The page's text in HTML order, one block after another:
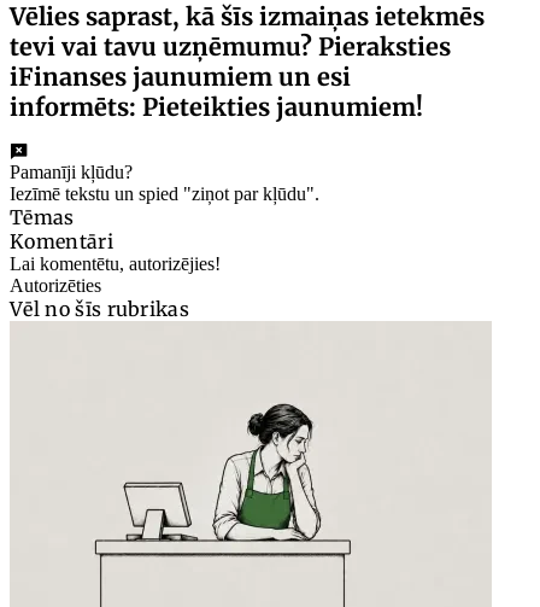
Vēlies saprast, kā šīs izmaiņas ietekmēs
tevi vai tavu uzņēmumu? Pieraksties
iFinanses jaunumiem un esi
informēts: Pieteikties jaunumiem!
Pamanīji kļūdu?
Iezīmē tekstu un spied "ziņot par kļūdu".
Tēmas
Komentāri
Lai komentētu, autorizējies!
Autorizēties
Vēl no šīs rubrikas